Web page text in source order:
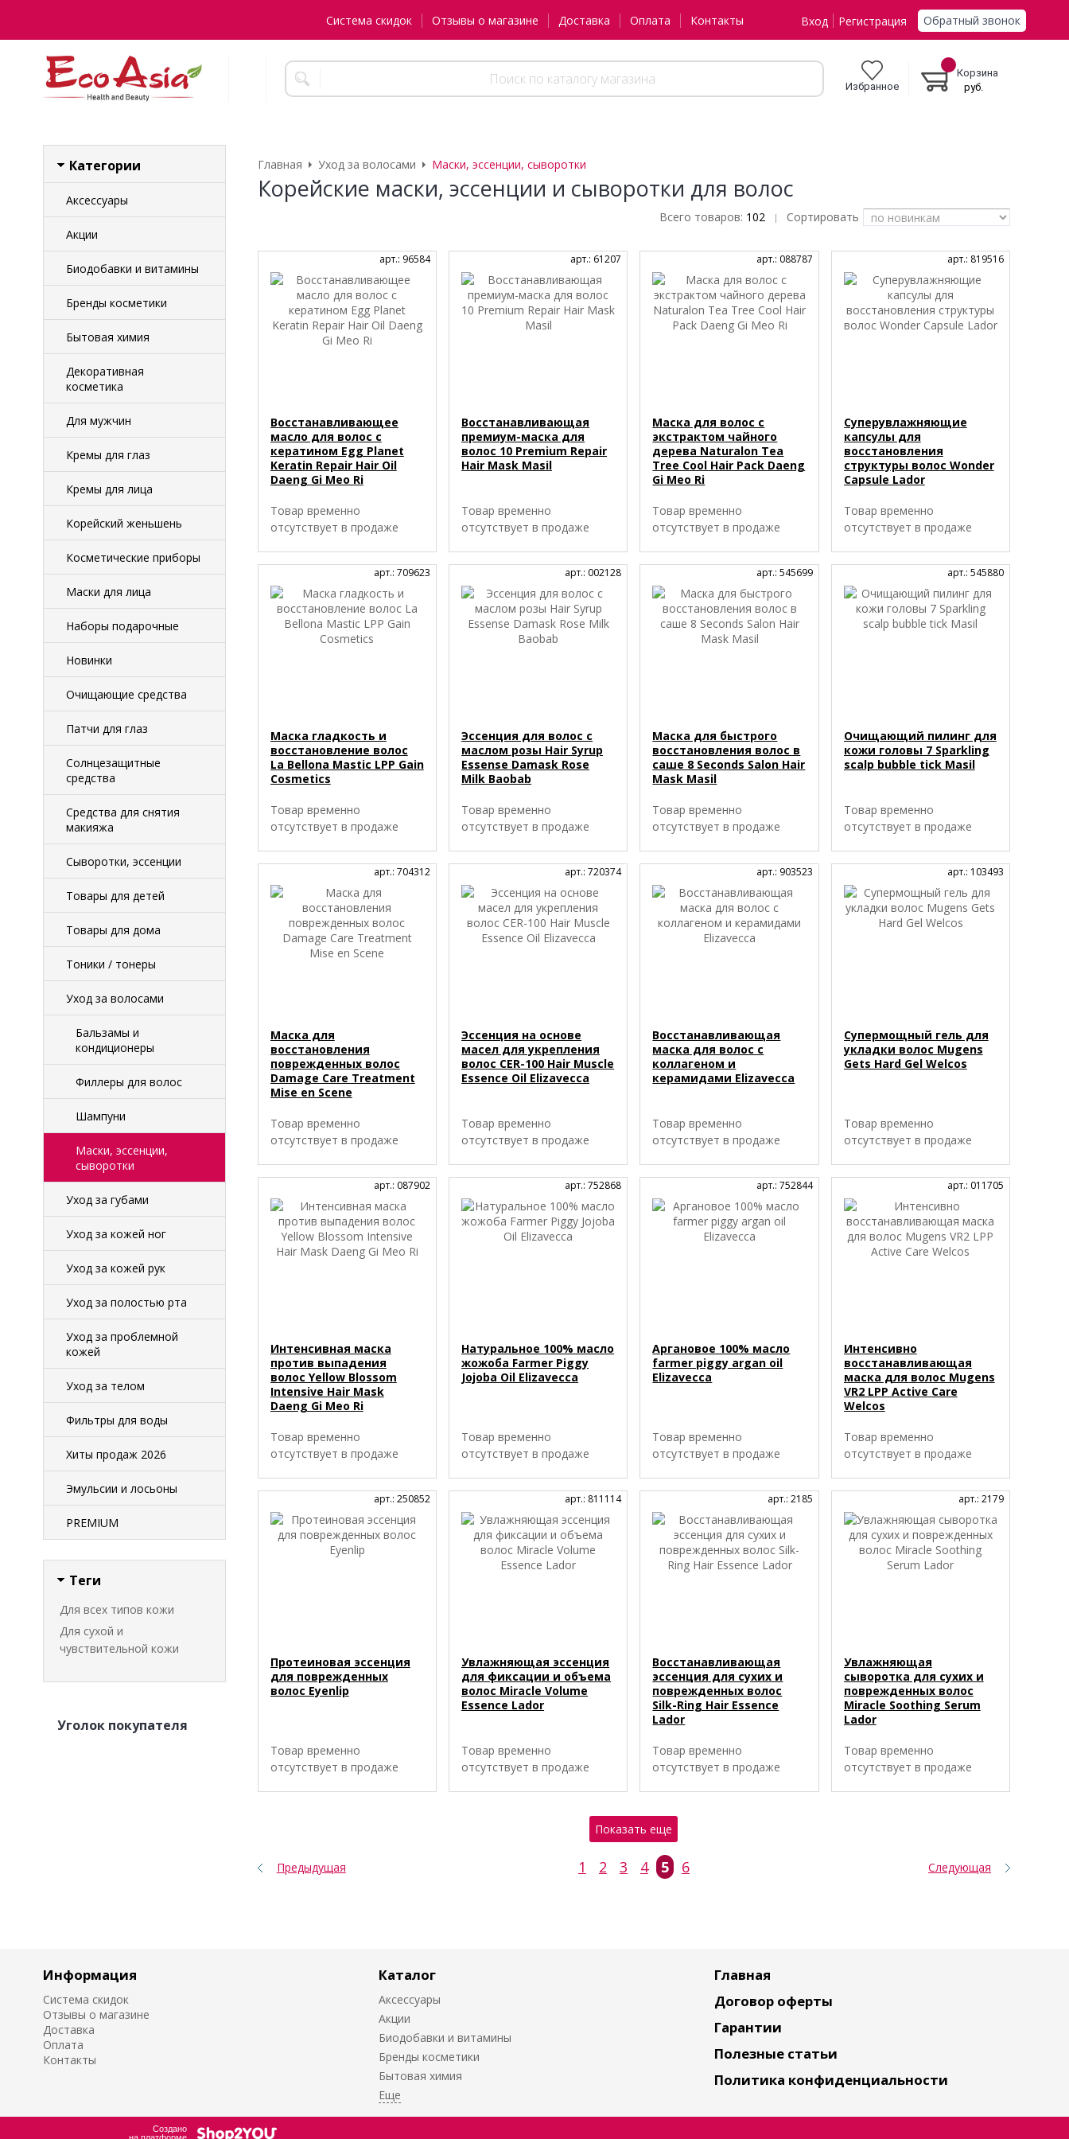
Система скидок Отзывы о магазине Доставка Оплата Контакты Вход Регистрация Обратный звонок
Избранное
Корзина
руб.
Категории
Аксессуары
Акции
Биодобавки и витамины
Бренды косметики
Бытовая химия
Декоративная
косметика
Для мужчин
Кремы для глаз
Кремы для лица
Корейский женьшень
Косметические приборы
Маски для лица
Наборы подарочные
Новинки
Очищающие средства
Патчи для глаз
Солнцезащитные
средства
Средства для снятия
макияжа
Сыворотки, эссенции
Товары для детей
Товары для дома
Тоники / тонеры
Уход за волосами
Бальзамы и
кондиционеры
Филлеры для волос
Шампуни
Маски, эссенции,
сыворотки
Уход за губами
Уход за кожей ног
Уход за кожей рук
Уход за полостью рта
Уход за проблемной
кожей
Уход за телом
Фильтры для воды
Хиты продаж 2026
Эмульсии и лосьоны
PREMIUM
Теги
Для всех типов кожи
Для сухой и
чувствительной кожи
Уголок покупателя
Главная Уход за волосами Маски, эссенции, сыворотки
Корейские маски, эссенции и сыворотки для волос
Всего товаров: 102 | Сортировать
арт.: 96584
Восстанавливающее
масло для волос с
кератином Egg Planet
Keratin Repair Hair Oil
Daeng Gi Meo Ri
Товар временно
отсутствует в продаже
арт.: 61207
Восстанавливающая
премиум-маска для
волос 10 Premium Repair
Hair Mask Masil
Товар временно
отсутствует в продаже
арт.: 088787
Маска для волос с
экстрактом чайного
дерева Naturalon Tea
Tree Cool Hair Pack Daeng
Gi Meo Ri
Товар временно
отсутствует в продаже
арт.: 819516
Суперувлажняющие
капсулы для
восстановления
структуры волос Wonder
Capsule Lador
Товар временно
отсутствует в продаже
арт.: 709623
Маска гладкость и
восстановление волос
La Bellona Mastic LPP Gain
Cosmetics
Товар временно
отсутствует в продаже
арт.: 002128
Эссенция для волос с
маслом розы Hair Syrup
Essense Damask Rose
Milk Baobab
Товар временно
отсутствует в продаже
арт.: 545699
Маска для быстрого
восстановления волос в
саше 8 Seconds Salon Hair
Mask Masil
Товар временно
отсутствует в продаже
арт.: 545880
Очищающий пилинг для
кожи головы 7 Sparkling
scalp bubble tick Masil
Товар временно
отсутствует в продаже
арт.: 704312
Маска для
восстановления
поврежденных волос
Damage Care Treatment
Mise en Scene
Товар временно
отсутствует в продаже
арт.: 720374
Эссенция на основе
масел для укрепления
волос CER-100 Hair Muscle
Essence Oil Elizavecca
Товар временно
отсутствует в продаже
арт.: 903523
Восстанавливающая
маска для волос с
коллагеном и
керамидами Elizavecca
Товар временно
отсутствует в продаже
арт.: 103493
Супермощный гель для
укладки волос Mugens
Gets Hard Gel Welcos
Товар временно
отсутствует в продаже
арт.: 087902
Интенсивная маска
против выпадения
волос Yellow Blossom
Intensive Hair Mask
Daeng Gi Meo Ri
Товар временно
отсутствует в продаже
арт.: 752868
Натуральное 100% масло
жожоба Farmer Piggy
Jojoba Oil Elizavecca
Товар временно
отсутствует в продаже
арт.: 752844
Аргановое 100% масло
farmer piggy argan oil
Elizavecca
Товар временно
отсутствует в продаже
арт.: 011705
Интенсивно
восстанавливающая
маска для волос Mugens
VR2 LPP Active Care
Welcos
Товар временно
отсутствует в продаже
арт.: 250852
Протеиновая эссенция
для поврежденных
волос Eyenlip
Товар временно
отсутствует в продаже
арт.: 811114
Увлажняющая эссенция
для фиксации и объема
волос Miracle Volume
Essence Lador
Товар временно
отсутствует в продаже
арт.: 2185
Восстанавливающая
эссенция для сухих и
поврежденных волос
Silk-Ring Hair Essence
Lador
Товар временно
отсутствует в продаже
арт.: 2179
Увлажняющая
сыворотка для сухих и
поврежденных волос
Miracle Soothing Serum
Lador
Товар временно
отсутствует в продаже
Показать еще
1 2 3 4 5 6
Предыдущая Следующая
Информация
Система скидок
Отзывы о магазине
Доставка
Оплата
Контакты
Каталог
Аксессуары
Акции
Биодобавки и витамины
Бренды косметики
Бытовая химия
Главная
Договор оферты
Гарантии
Полезные статьи
Политика конфиденциальности
Создано